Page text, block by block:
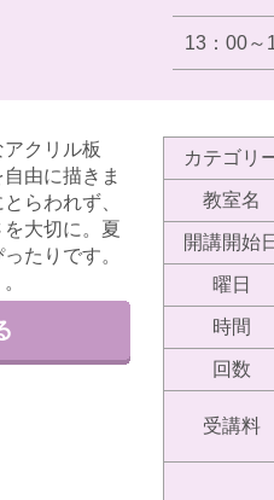
13：00～
アクリル板
由に描きま
らわれず、
大切に。夏
たりです。
カテゴリ
教室名
開講開始日
曜日
時間
回数
受講料